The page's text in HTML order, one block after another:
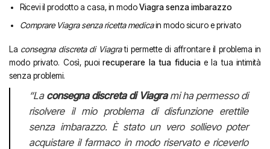
Ricevi il prodotto a casa, in modoViagra senza imbarazzo
Comprare Viagra senza ricetta medicain modo sicuro e privato
La consegna discreta di Viagrati permette di affrontare il problema in
modo privato. Così, puoirecuperare la tua fiduciae la tua intimità
senza problemi.
“La consegna discreta di Viagrami ha permesso di
risolvere il mio problema di disfunzione erettile
senza imbarazzo. È stato un vero sollievo poter
acquistare il farmaco in modo riservato e riceverlo